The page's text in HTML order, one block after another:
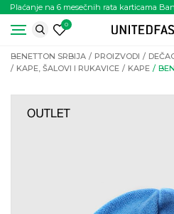
Plaćanje na 6 mesečnih rata karticama
0
BENETTON SRBIJA PROIZVODI
KAPE, ŠALOVI I RUKAVICE
KAPE